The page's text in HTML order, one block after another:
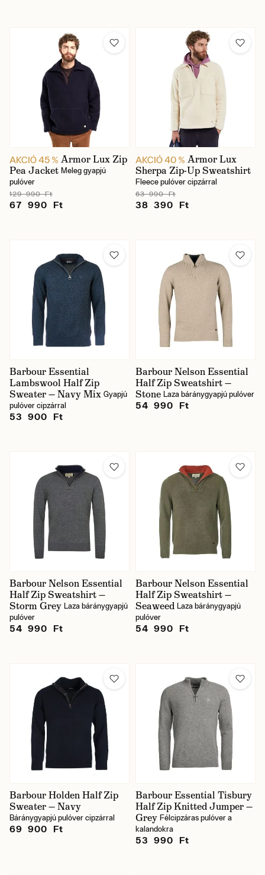
AKCIÓ 45 % Armor Lux Zip
Pea Jacket Meleg gyapjú
pulóver
129 990 Ft
67 990 Ft
AKCIÓ 40 % Armor Lux
Sherpa Zip-Up Sweatshirt
Fleece pulóver cipzárral
63 990 Ft
38 390 Ft
Barbour Essential
Lambswool Half Zip
Sweater — Navy Mix Gyapjú
pulóver cipzárral
53 900 Ft
Barbour Nelson Essential
Half Zip Sweatshirt —
Stone Laza báránygyapjú pulóver
54 990 Ft
Barbour Nelson Essential
Half Zip Sweatshirt —
Storm Grey Laza báránygyapjú
pulóver
54 990 Ft
Barbour Nelson Essential
Half Zip Sweatshirt —
Seaweed Laza báránygyapjú
pulóver
54 990 Ft
Barbour Holden Half Zip
Sweater — Navy
Báránygyapjú pulóver cipzárral
69 900 Ft
Barbour Essential Tisbury
Half Zip Knitted Jumper —
Grey Félcipzáras pulóver a
kalandokra
53 990 Ft